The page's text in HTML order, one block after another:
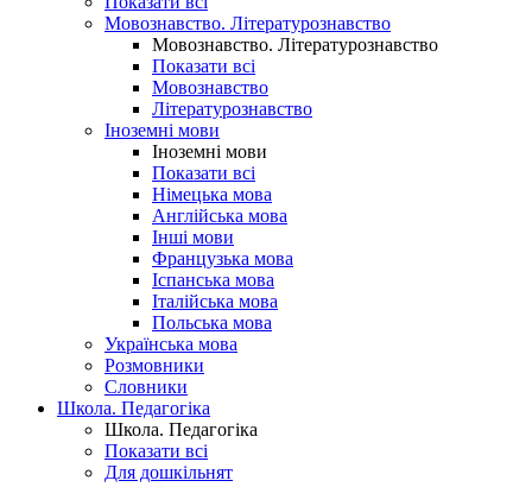
Мовознавство. Літературознавство
Мовознавство. Літературознавство
Показати всі
Мовознавство
Літературознавство
Іноземні мови
Іноземні мови
Показати всі
Німецька мова
Англійська мова
Інші мови
Французька мова
Іспанська мова
Італійська мова
Польська мова
Українська мова
Розмовники
Словники
Школа. Педагогіка
Школа. Педагогіка
Показати всі
Для дошкільнят